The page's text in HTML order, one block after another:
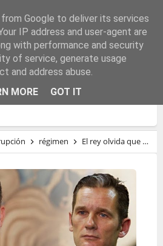
TIENE UN CUÑADO
régimen El rey olvida que tiene un cuñado preso en la cárcel
Google to deliver its services
IP address and user-agent are
with performance and security
of service, generate usage
and address abuse.
MORE
GOT IT